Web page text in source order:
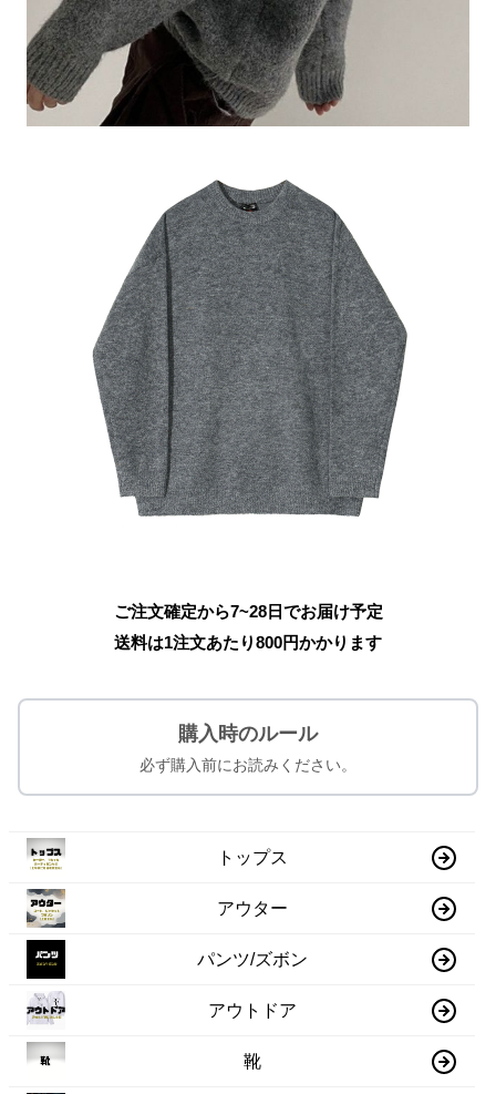
ご注文確定から7~28日でお届け予定
送料は1注文あたり800円かかります
購入時のルール
必ず購入前にお読みください。
トップス
アウター
パンツ/ズボン
アウトドア
靴